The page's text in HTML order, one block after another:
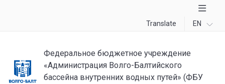
Translate EN
Федеральное бюджетное учреждение
«Администрация Волго-Балтийского
бассейна внутренних водных путей» (ФБУ